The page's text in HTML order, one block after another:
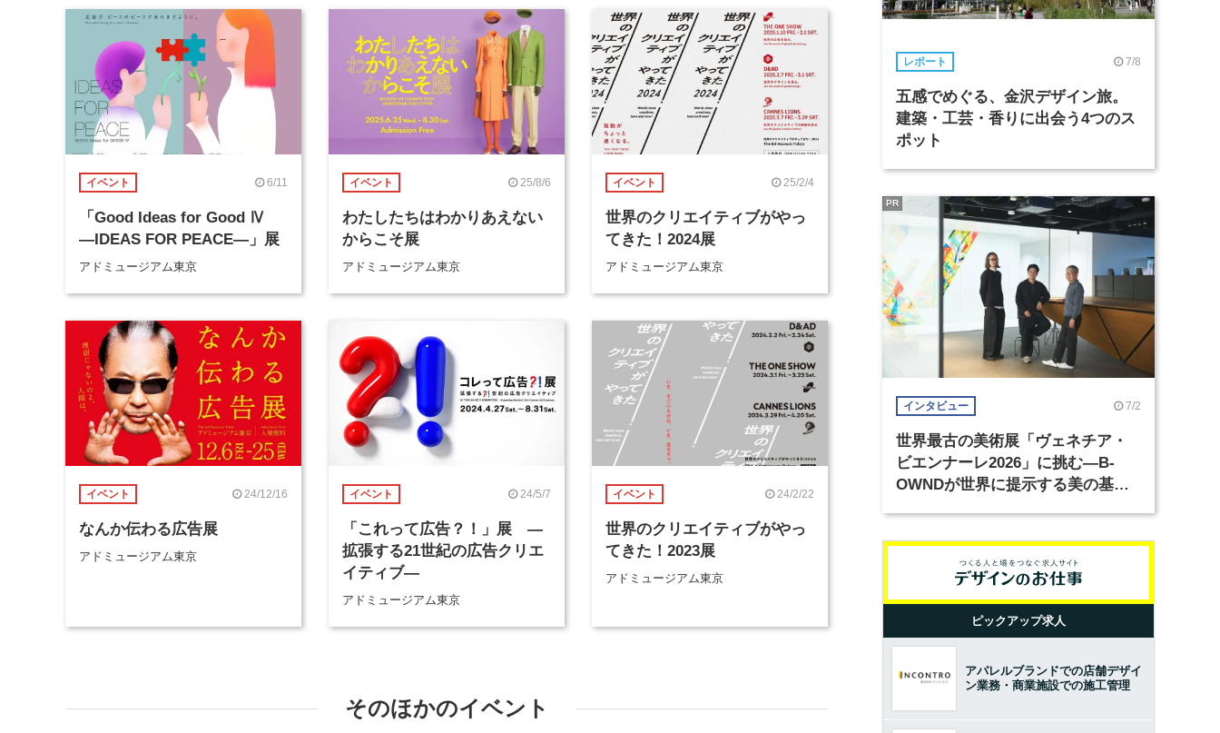
イベント 6/11
「Good Ideas for Good Ⅳ
―IDEAS FOR PEACE―」展
アドミュージアム東京
イベント 25/8/6
わたしたちはわかりあえない
からこそ展
アドミュージアム東京
イベント 25/2/4
世界のクリエイティブがやっ
てきた！2024展
アドミュージアム東京
イベント 24/12/16
なんか伝わる広告展
アドミュージアム東京
イベント 24/5/7
「これって広告？！」展 ―
拡張する21世紀の広告クリエ
イティブ―
アドミュージアム東京
イベント 24/2/22
世界のクリエイティブがやっ
てきた！2023展
アドミュージアム東京
そのほかのイベント
レポート 7/8
五感でめぐる、金沢デザイン旅。
建築・工芸・香りに出会う4つのス
ポット
インタビュー 7/2
世界最古の美術展「ヴェネチア・
ビエンナーレ2026」に挑む―B-
OWNDが世界に提示する美の基準
PR
ピックアップ求人
アパレルブランドでの店舗デザイ
ン業務・商業施設での施工管理